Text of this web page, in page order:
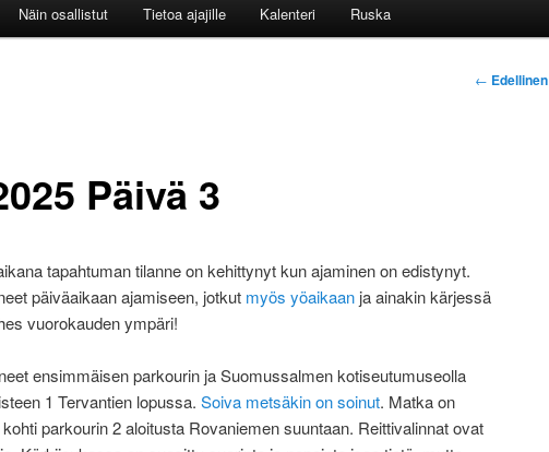
Näin osallistut Tietoa ajajille Kalenteri Ruska
Artikkelien
← Edellinen
Päivä 3
tapahtuman tilanne on kehittynyt kun ajaminen on edistynyt.
päiväaikaan ajamiseen, jotkut myös yöaikaanja ainakin kärjessä
vuorokauden ympäri!
ensimmäisen parkourin ja Suomussalmen kotiseutumuseolla
1 Tervantien lopussa. Soiva metsäkin on soinut. Matka on
parkourin 2 aloitusta Rovaniemen suuntaan. Reittivalinnat ovat